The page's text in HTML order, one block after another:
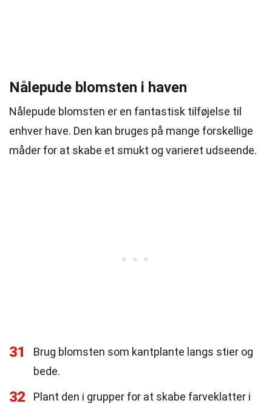
Nålepude blomsten i haven
Nålepude blomsten er en fantastisk tilføjelse til
enhver have. Den kan bruges på mange forskellige
måder for at skabe et smukt og varieret udseende.
31
Brug blomsten som kantplante langs stier og
bede.
32
Plant den i grupper for at skabe farveklatter i